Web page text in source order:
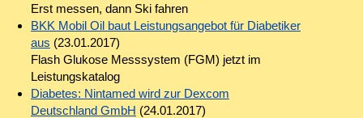
Erst messen, dann Ski fahren
BKK Mobil Oil baut Leistungsangebot für Diabetiker
aus (23.01.2017)
Flash Glukose Messsystem (FGM) jetzt im
Leistungskatalog
Diabetes: Nintamed wird zur Dexcom
Deutschland GmbH (24.01.2017)